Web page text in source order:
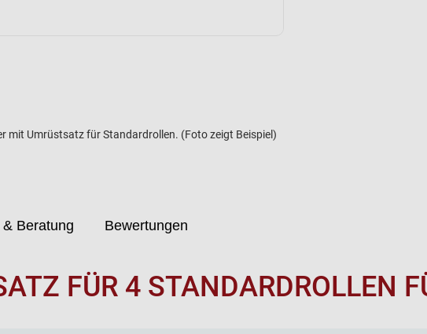
mit Umrüstsatz für Standardrollen. (Foto zeigt Beispiel)
Beratung Bewertungen
FÜR 4 STANDARDROLLEN